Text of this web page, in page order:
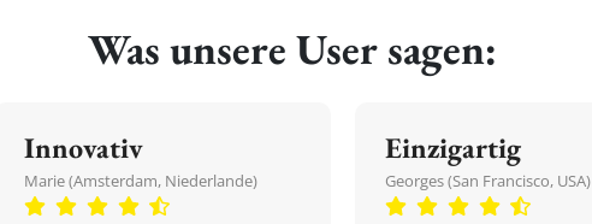
Was unsere User sagen:
Innovativ
Marie (Amsterdam, Niederlande)
Einzigartig
Georges (San Francisco, USA)